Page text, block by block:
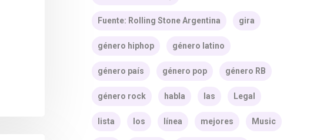
Fuente: Rolling Stone Argentina gira
género hiphop género latino
género país género pop género RB
género rock habla las Legal
lista los línea mejores Music